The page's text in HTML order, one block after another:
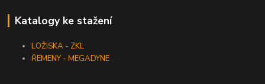
Katalogy ke stažení
LOŽISKA - ZKL
ŘEMENY - MEGADYNE